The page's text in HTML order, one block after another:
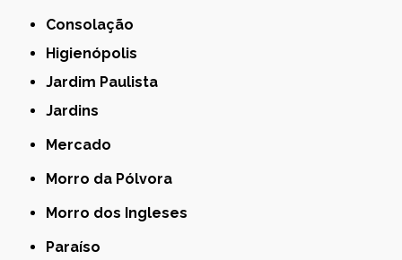
Consolação
Higienópolis
Jardim Paulista
Jardins
Mercado
Morro da Pólvora
Morro dos Ingleses
Paraíso